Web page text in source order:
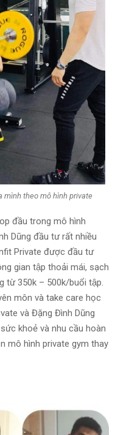
mình theo mô hình private
đầu trong mô hình
Dũng đầu tư rất nhiều
Private được đầu tư
gian tập thoải mái, sạch
từ 350k – 500k/buổi tập.
môn và take care học
và Đặng Đình Dũng
khoẻ và nhu cầu hoàn
mô hình private gym thay